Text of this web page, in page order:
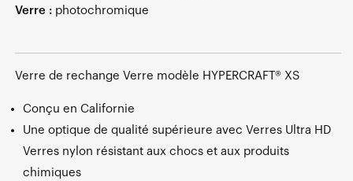
Verre : photochromique
Verre de rechange Verre modèle HYPERCRAFT® XS
Conçu en Californie
Une optique de qualité supérieure avec Verres Ultra HD
Verres nylon résistant aux chocs et aux produits
chimiques